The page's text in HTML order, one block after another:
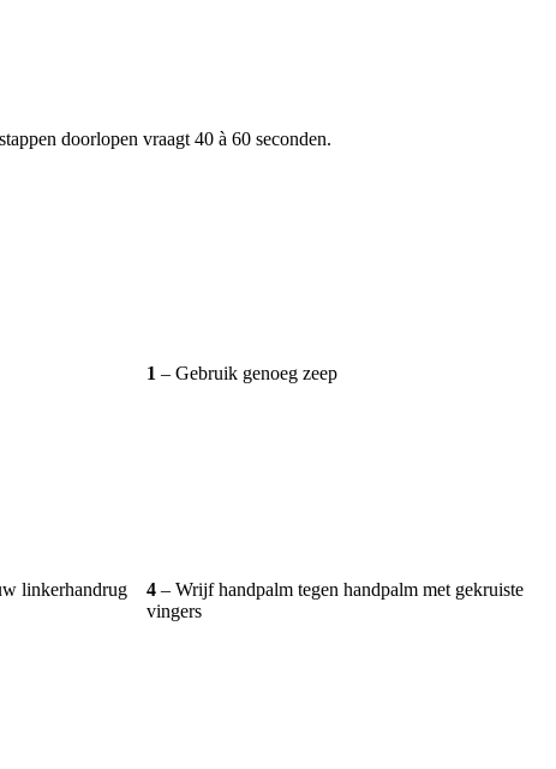
doorlopen vraagt 40 à 60 seconden.
1 – Gebruik genoeg zeep
linkerhandrug
4 – Wrijf handpalm tegen handpalm met gekruiste
vingers